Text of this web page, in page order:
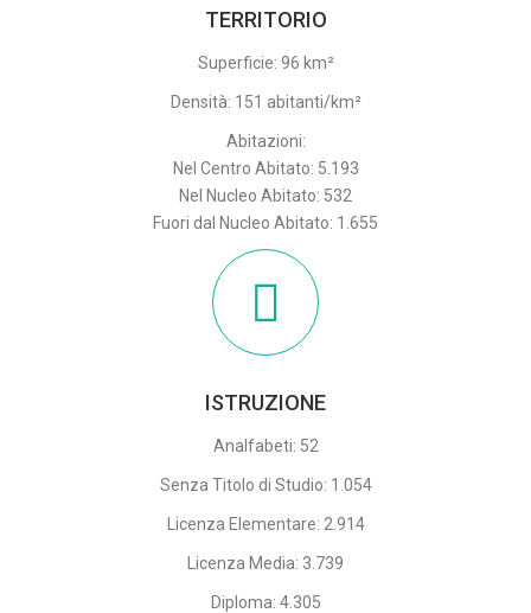
TERRITORIO
Superficie: 96 km²
Densità: 151 abitanti/km²
Abitazioni:
Nel Centro Abitato: 5.193
Nel Nucleo Abitato: 532
Fuori dal Nucleo Abitato: 1.655
ISTRUZIONE
Analfabeti: 52
Senza Titolo di Studio: 1.054
Licenza Elementare: 2.914
Licenza Media: 3.739
Diploma: 4.305